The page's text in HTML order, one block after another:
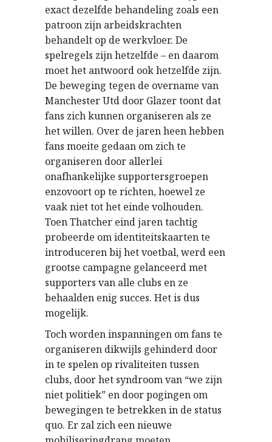
exact dezelfde behandeling zoals een
patroon zijn arbeidskrachten
behandelt op de werkvloer. De
spelregels zijn hetzelfde – en daarom
moet het antwoord ook hetzelfde zijn.
De beweging tegen de overname van
Manchester Utd door Glazer toont dat
fans zich kunnen organiseren als ze
het willen. Over de jaren heen hebben
fans moeite gedaan om zich te
organiseren door allerlei
onafhankelijke supportersgroepen
enzovoort op te richten, hoewel ze
vaak niet tot het einde volhouden.
Toen Thatcher eind jaren tachtig
probeerde om identiteitskaarten te
introduceren bij het voetbal, werd een
grootse campagne gelanceerd met
supporters van alle clubs en ze
behaalden enig succes. Het is dus
mogelijk.
Toch worden inspanningen om fans te
organiseren dikwijls gehinderd door
in te spelen op rivaliteiten tussen
clubs, door het syndroom van “we zijn
niet politiek” en door pogingen om
bewegingen te betrekken in de status
quo. Er zal zich een nieuwe